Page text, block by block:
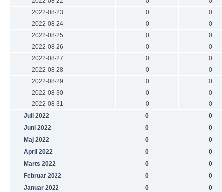
2022-08-23
0
0
2022-08-24
0
0
2022-08-25
0
0
2022-08-26
0
0
2022-08-27
0
0
2022-08-28
0
0
2022-08-29
0
0
2022-08-30
0
0
2022-08-31
0
0
Juli 2022
0
0
Juni 2022
0
0
Maj 2022
0
0
April 2022
0
0
Marts 2022
0
0
Februar 2022
0
0
Januar 2022
0
0